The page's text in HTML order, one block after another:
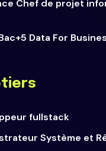
Chef de projet
Data For
fullstack
Système et